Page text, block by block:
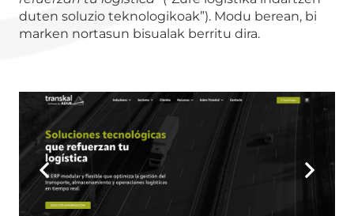
duten soluzio teknologikoak”). Modu berean, bi
marken nortasun bisualak berritu dira.